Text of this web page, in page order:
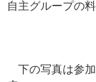
自主グループの
下の写真は参加